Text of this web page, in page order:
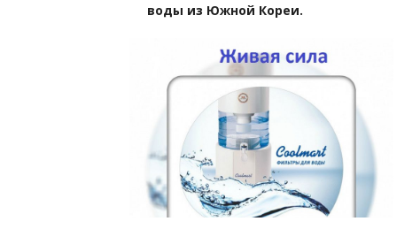
воды из Южной Кореи.